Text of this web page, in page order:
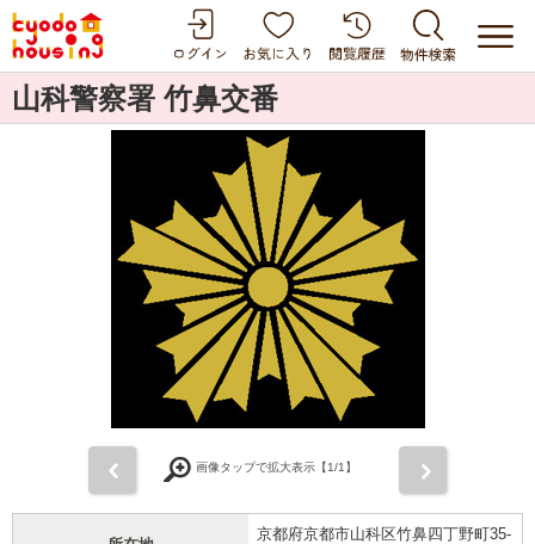
山科警察署 竹鼻交番
画像タップで拡大表示【1/1】
京都府京都市山科区竹鼻四丁野町35-